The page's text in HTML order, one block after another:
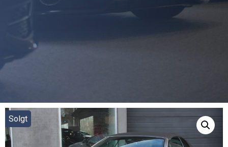
Solgt